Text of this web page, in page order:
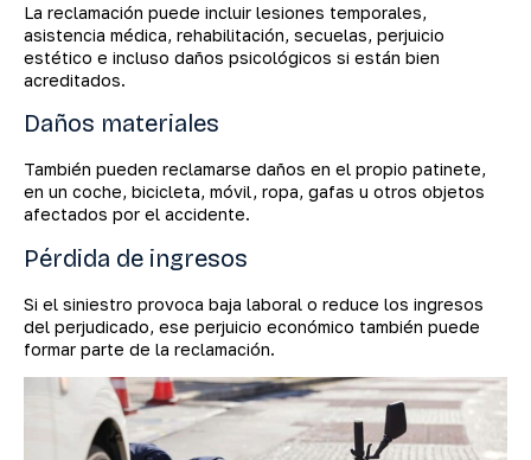
La reclamación puede incluir lesiones temporales,
asistencia médica, rehabilitación, secuelas, perjuicio
estético e incluso daños psicológicos si están bien
acreditados.
Daños materiales
También pueden reclamarse daños en el propio patinete,
en un coche, bicicleta, móvil, ropa, gafas u otros objetos
afectados por el accidente.
Pérdida de ingresos
Si el siniestro provoca baja laboral o reduce los ingresos
del perjudicado, ese perjuicio económico también puede
formar parte de la reclamación.